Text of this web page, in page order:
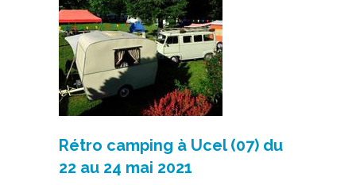
Rétro camping à Ucel (07) du
22 au 24 mai 2021